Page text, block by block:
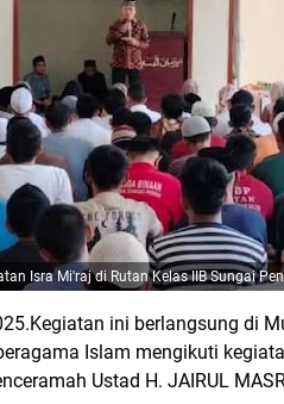
Isra Mi'raj di Rutan Kelas IIB Sungai
ini berlangsung di
Islam mengikuti
Ustad H. JAIRUL